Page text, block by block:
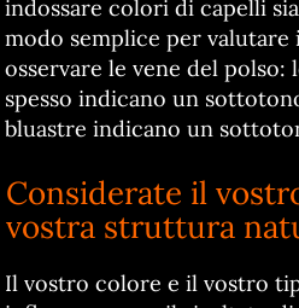
indossare colori di capelli
modo semplice per
osservare le vene del polso:
spesso indicano un
bluastre indicano un
Considerate il
vostra struttura
Il vostro colore e il vostro